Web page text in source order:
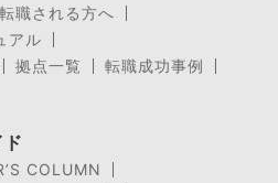
職される方へ
アル
拠点一覧
転職成功事例
COLUMN